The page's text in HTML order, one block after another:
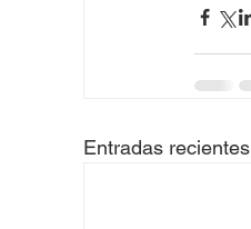
Entradas recientes